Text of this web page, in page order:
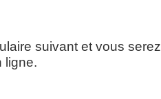
suivant et vous serez
ligne.